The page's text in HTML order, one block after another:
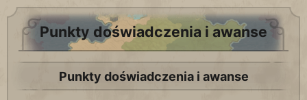
Punkty doświadczenia i awanse
Punkty doświadczenia i awanse